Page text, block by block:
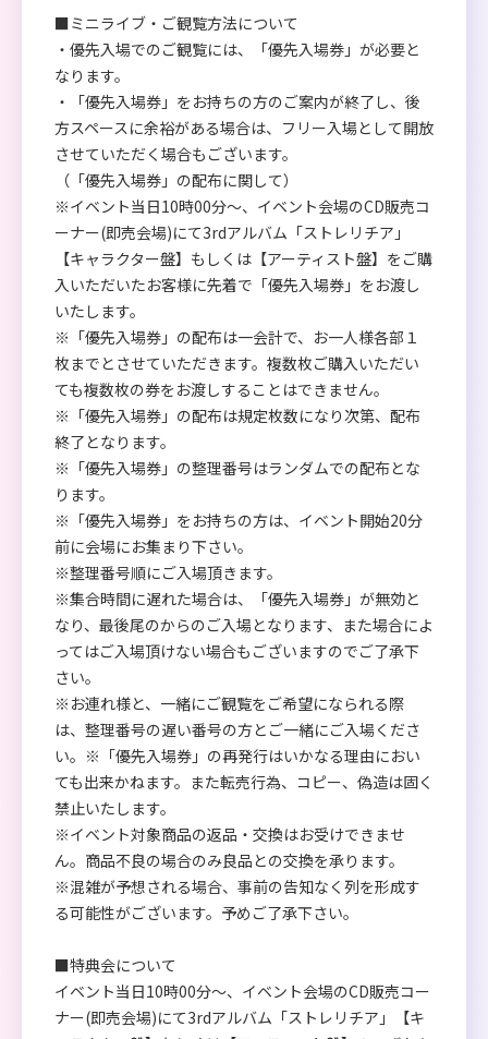
■ミニライブ・ご観覧方法について
・優先入場でのご観覧には、「優先入場券」が必要と
なります。
・「優先入場券」をお持ちの方のご案内が終了し、後
方スペースに余裕がある場合は、フリー入場として開放
させていただく場合もございます。
（「優先入場券」の配布に関して）
※イベント当日10時00分～、イベント会場のCD販売コ
ーナー(即売会場)にて3rdアルバム「ストレリチア」
【キャラクター盤】もしくは【アーティスト盤】をご購
入いただいたお客様に先着で「優先入場券」をお渡し
いたします。
※「優先入場券」の配布は一会計で、お一人様各部１
枚までとさせていただきます。複数枚ご購入いただい
ても複数枚の券をお渡しすることはできません。
※「優先入場券」の配布は規定枚数になり次第、配布
終了となります。
※「優先入場券」の整理番号はランダムでの配布とな
ります。
※「優先入場券」をお持ちの方は、イベント開始20分
前に会場にお集まり下さい。
※整理番号順にご入場頂きます。
※集合時間に遅れた場合は、「優先入場券」が無効と
なり、最後尾のからのご入場となります、また場合によ
ってはご入場頂けない場合もございますのでご了承下
さい。
※お連れ様と、一緒にご観覧をご希望になられる際
は、整理番号の遅い番号の方とご一緒にご入場くださ
い。※「優先入場券」の再発行はいかなる理由におい
ても出来かねます。また転売行為、コピー、偽造は固く
禁止いたします。
※イベント対象商品の返品・交換はお受けできませ
ん。商品不良の場合のみ良品との交換を承ります。
※混雑が予想される場合、事前の告知なく列を形成す
る可能性がございます。予めご了承下さい。
■特典会について
イベント当日10時00分～、イベント会場のCD販売コー
ナー(即売会場)にて3rdアルバム「ストレリチア」【キ